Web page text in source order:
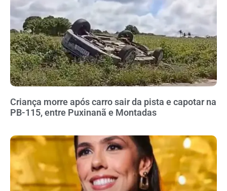
Criança morre após carro sair da pista e capotar na
PB-115, entre Puxinanã e Montadas